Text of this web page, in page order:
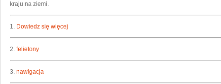
kraju na ziemi.
1. Dowiedz się więcej
2. felietony
3. nawigacja